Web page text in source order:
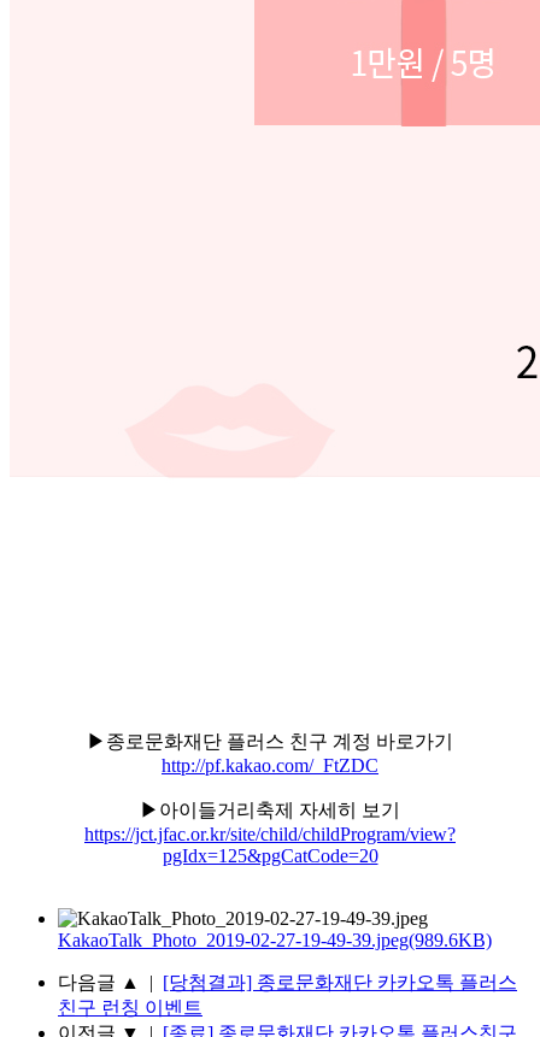
▶종로문화재단 플러스 친구 계정 바로가기
http://pf.kakao.com/_FtZDC
▶아이들거리축제 자세히 보기
https://jct.jfac.or.kr/site/child/childProgram/view?
pgIdx=125&pgCatCode=20
KakaoTalk_Photo_2019-02-27-19-49-39.jpeg(989.6KB)
다음글 ▲ | [당첨결과] 종로문화재단 카카오톡 플러스
친구 런칭 이벤트
이전글 ▼ | [종료] 종로문화재단 카카오톡 플러스친구